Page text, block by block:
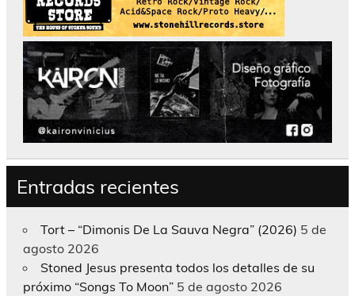
Entradas recientes
Tort – “Dimonis De La Sauva Negra” (2026) 5 de
agosto 2026
Stoned Jesus presenta todos los detalles de su
próximo “Songs To Moon” 5 de agosto 2026